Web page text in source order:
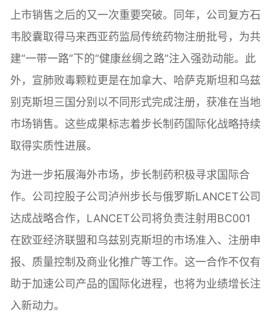
上市销售之后的又一次重要突破。同年，公司复方石
韦胶囊取得马来西亚药监局传统药物注册批号，为共
建“一带一路”下的“健康丝绸之路”注入强劲动能。此
外，宣肺败毒颗粒更是在加拿大、哈萨克斯坦和乌兹
别克斯坦三国分别以不同形式完成注册，获准在当地
市场销售。这些成果标志着步长制药国际化战略持续
取得实质性进展。
为进一步拓展海外市场，步长制药积极寻求国际合
作。公司控股子公司泸州步长与俄罗斯LANCET公司
达成战略合作，LANCET公司将负责注射用BC001
在欧亚经济联盟和乌兹别克斯坦的市场准入、注册申
报、质量控制及商业化推广等工作。这一合作不仅有
助于加速公司产品的国际化进程，也将为业绩增长注
入新动力。